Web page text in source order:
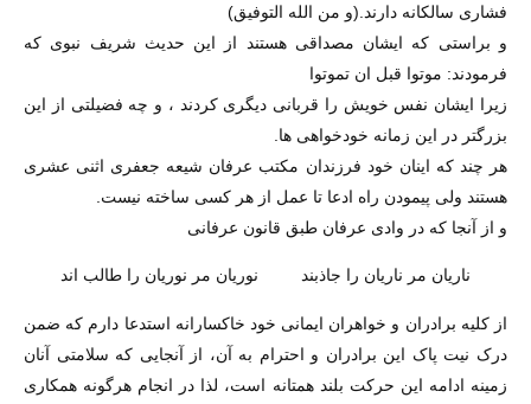
فشاری سالکانه دارند.(و من الله التوفیق)
و براستی که ایشان مصداقی هستند از این حدیث شریف نبوی که
فرمودند: موتوا قبل ان تموتوا
زیرا ایشان نفس خویش را قربانی دیگری کردند ، و چه فضیلتی از این
بزرگتر در این زمانه خودخواهی ها.
هر چند که اینان خود فرزندان مکتب عرفان شیعه جعفری اثنی عشری
هستند ولی پیمودن راه ادعا تا عمل از هر کسی ساخته نیست.
و از آنجا که در وادی عرفان طبق قانون عرفانی
ناریان مر ناریان را جاذبند نوریان مر نوریان را طالب اند
از کلیه برادران و خواهران ایمانی خود خاکسارانه استدعا دارم که ضمن
درک نیت پاک این برادران و احترام به آن، از آنجایی که سلامتی آنان
زمینه ادامه این حرکت بلند همتانه است، لذا در انجام هرگونه همکاری